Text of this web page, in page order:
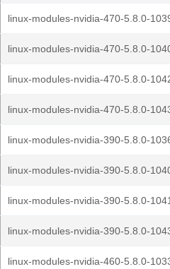
linux-modules-nvidia-470-5.8.0-
linux-modules-nvidia-470-5.8.0-
linux-modules-nvidia-470-5.8.0-
linux-modules-nvidia-470-5.8.0-
linux-modules-nvidia-390-5.8.0-
linux-modules-nvidia-390-5.8.0-
linux-modules-nvidia-390-5.8.0-
linux-modules-nvidia-390-5.8.0-
linux-modules-nvidia-460-5.8.0-